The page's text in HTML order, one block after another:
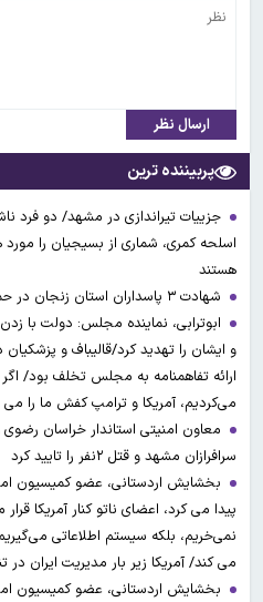
ارسال نظر
پربیننده ترین
جزییات تیراندازی در مشهد/ دو فرد
اسلحه کمری، شماری از بسیجیان را
هستند
شهادت ۳ ‌پاسداران استان زنجان در حمله موشکی آمریکا
و ایشان را تهدید کرد/قالیباف و
ارائه تفاهمنامه به مجلس تخلف بود/
می‌کردیم، آمریکا و ترامپ کفش ما را
معاون امنیتی استاندار خراسان رضوی
سرافرازان مشهد و قتل ۲نفر را تایید کرد
بخشایش اردستانی، عضو کمیسیون
پیدا می کرد، اعضای ناتو کنار آمریکا
نمی‌خریم، بلکه سیستم اطلاعاتی
می کند/ آمریکا زیر بار مدیریت ایران در
بخشایش اردستانی، عضو کمیسیون